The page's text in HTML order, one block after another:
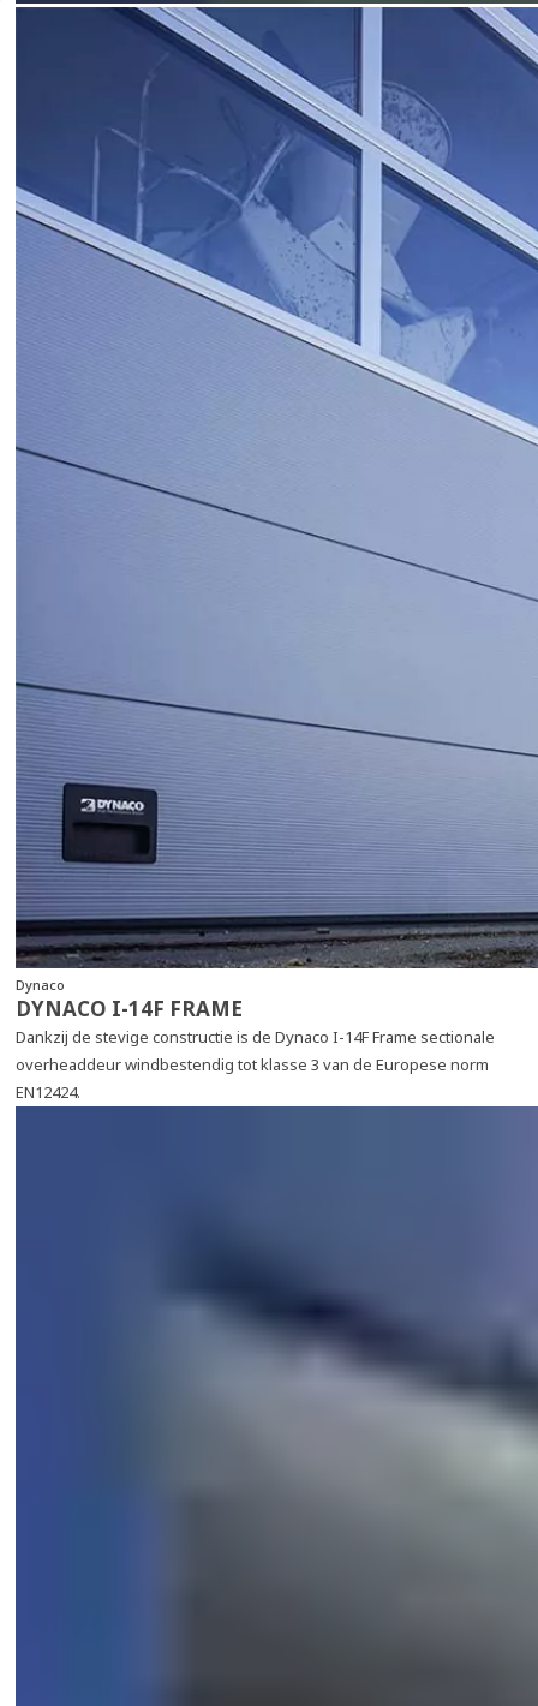
Dynaco
DYNACO I-14F FRAME
Dankzij de stevige constructie is de Dynaco I-14F Frame sectionale
overheaddeur windbestendig tot klasse 3 van de Europese norm
EN12424.